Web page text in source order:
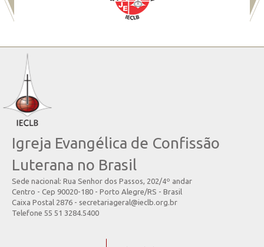
Igreja Evangélica de Confissão
Luterana no Brasil
Sede nacional: Rua Senhor dos Passos, 202/4º andar
Centro - Cep 90020-180 - Porto Alegre/RS - Brasil
Caixa Postal 2876 - secretariageral@ieclb.org.br
Telefone 55 51 3284.5400